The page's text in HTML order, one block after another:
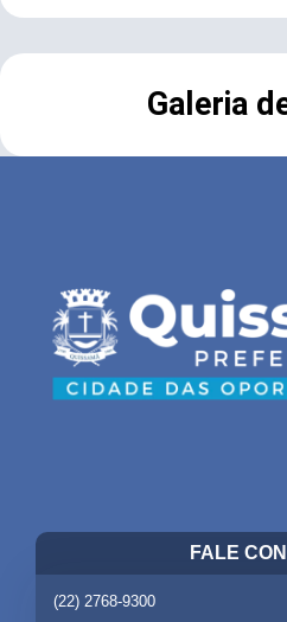
Galeria
FALE
(22) 2768-9300